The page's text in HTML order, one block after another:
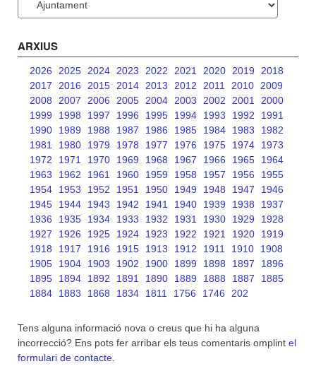
ARXIUS
2026 2025 2024 2023 2022 2021 2020 2019
2018
2017
2016 2015 2014 2013 2012 2011 2010 2009
2008
2007 2006 2005 2004 2003 2002 2001
2000
1999
1998 1997 1996 1995 1994 1993 1992
1991
1990
1989 1988 1987 1986 1985 1984 1983
1982
1981
1980 1979 1978 1977 1976 1975 1974
1973
1972
1971 1970 1969 1968 1967 1966 1965
1964
1963
1962 1961 1960 1959 1958 1957 1956
1955
1954
1953 1952 1951 1950 1949 1948 1947
1946
1945
1944 1943 1942 1941 1940 1939 1938
1937
1936
1935 1934 1933 1932 1931 1930 1929
1928
1927
1926 1925 1924 1923 1922 1921 1920
1919
1918
1917 1916 1915 1913 1912 1911 1910
1908
1905
1904 1903 1902 1900 1899 1898 1897
1896
1895
1894 1892 1891 1890 1889 1888 1887
1885
1884
1883 1868 1834 1811 1756 1746 202
Tens alguna informació nova o creus que hi ha alguna
incorrecció? Ens pots fer arribar els teus comentaris omplint el
formulari de contacte.